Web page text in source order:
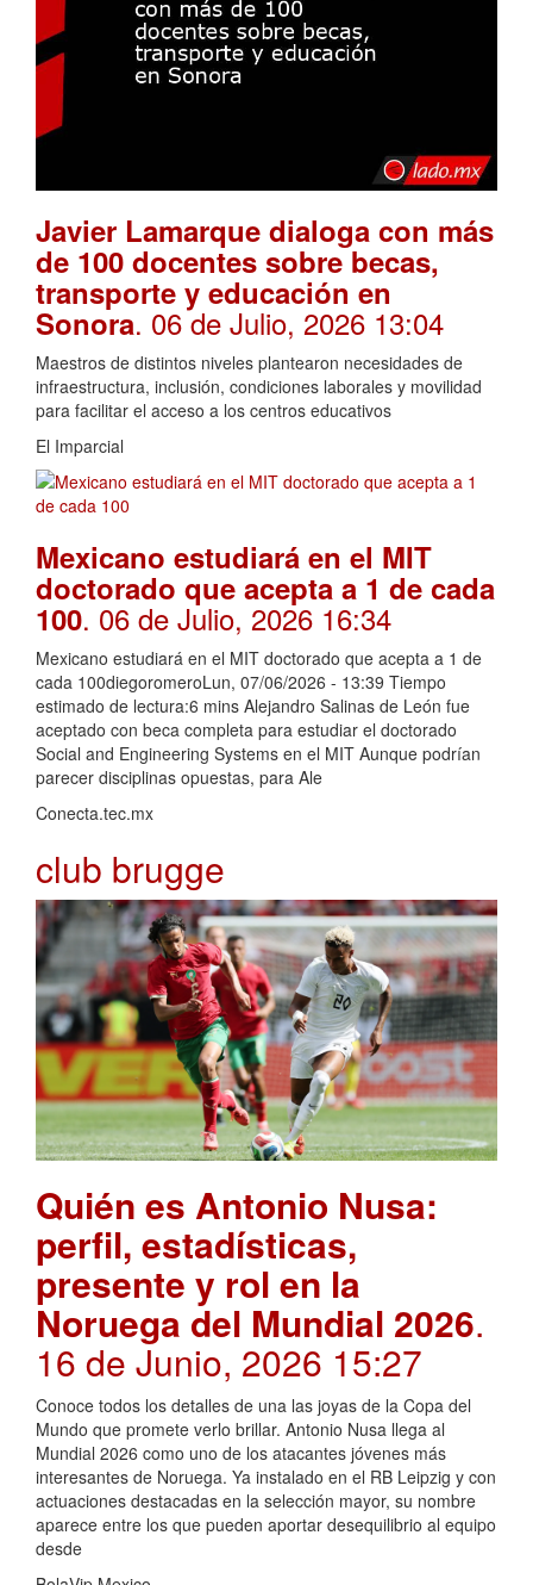
Javier Lamarque dialoga con más
de 100 docentes sobre becas,
transporte y educación en
Sonora. 06 de Julio, 2026 13:04
Maestros de distintos niveles plantearon necesidades de
infraestructura, inclusión, condiciones laborales y movilidad
para facilitar el acceso a los centros educativos
El Imparcial
Mexicano estudiará en el MIT
doctorado que acepta a 1 de cada
100. 06 de Julio, 2026 16:34
Mexicano estudiará en el MIT doctorado que acepta a 1 de
cada 100diegoromeroLun, 07/06/2026 - 13:39 Tiempo
estimado de lectura:6 mins Alejandro Salinas de León fue
aceptado con beca completa para estudiar el doctorado
Social and Engineering Systems en el MIT Aunque podrían
parecer disciplinas opuestas, para Ale
Conecta.tec.mx
club brugge
Quién es Antonio Nusa:
perfil, estadísticas,
presente y rol en la
Noruega del Mundial 2026.
16 de Junio, 2026 15:27
Conoce todos los detalles de una las joyas de la Copa del
Mundo que promete verlo brillar. Antonio Nusa llega al
Mundial 2026 como uno de los atacantes jóvenes más
interesantes de Noruega. Ya instalado en el RB Leipzig y con
actuaciones destacadas en la selección mayor, su nombre
aparece entre los que pueden aportar desequilibrio al equipo
desde